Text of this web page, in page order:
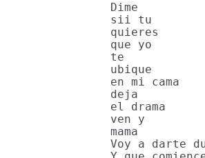
Dime
sii tu
quieres
que yo
te
ubique
en mi cama
deja
el drama
ven y
mama
Voy a darte